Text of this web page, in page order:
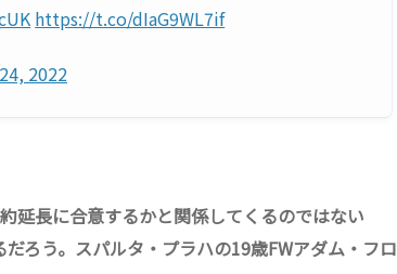
https://t.co/dIaG9WL7if
2022
延長に合意するかと関係してくるのではない
ろう。スパルタ・プラハの19歳FWアダム・フロ